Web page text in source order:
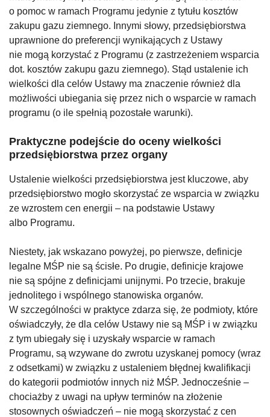
o pomoc w ramach Programu jedynie z tytułu kosztów
zakupu gazu ziemnego. Innymi słowy, przedsiębiorstwa
uprawnione do preferencji wynikających z Ustawy
nie mogą korzystać z Programu (z zastrzeżeniem wsparcia
dot. kosztów zakupu gazu ziemnego). Stąd ustalenie ich
wielkości dla celów Ustawy ma znaczenie również dla
możliwości ubiegania się przez nich o wsparcie w ramach
programu (o ile spełnią pozostałe warunki).
Praktyczne podejście do oceny wielkości
przedsiębiorstwa przez organy
Ustalenie wielkości przedsiębiorstwa jest kluczowe, aby
przedsiębiorstwo mogło skorzystać ze wsparcia w związku
ze wzrostem cen energii – na podstawie Ustawy
albo Programu.
Niestety, jak wskazano powyżej, po pierwsze, definicje
legalne MŚP nie są ścisłe. Po drugie, definicje krajowe
nie są spójne z definicjami unijnymi. Po trzecie, brakuje
jednolitego i wspólnego stanowiska organów.
W szczególności w praktyce zdarza się, że podmioty, które
oświadczyły, że dla celów Ustawy nie są MŚP i w związku
z tym ubiegały się i uzyskały wsparcie w ramach
Programu, są wzywane do zwrotu uzyskanej pomocy (wraz
z odsetkami) w związku z ustaleniem błędnej kwalifikacji
do kategorii podmiotów innych niż MŚP. Jednocześnie –
chociażby z uwagi na upływ terminów na złożenie
stosownych oświadczeń – nie mogą skorzystać z cen